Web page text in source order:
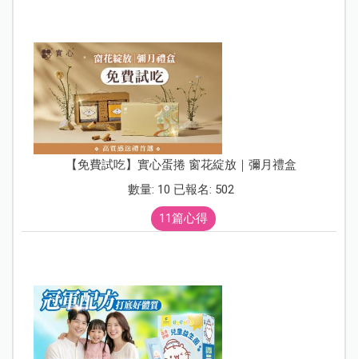
【免費試吃】實心蛋捲 窗花綻放｜彌月禮盒
數量: 10 已報名: 502
11篇心得